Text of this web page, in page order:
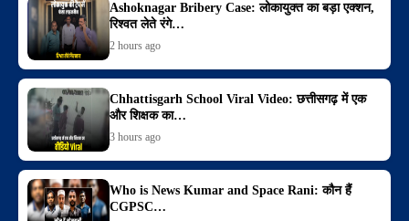
Ashoknagar Bribery Case: लोकायुक्त का बड़ा एक्शन,
रिश्वत लेते रंगे…
2 hours ago
Chhattisgarh School Viral Video: छत्तीसगढ़ में एक
और शिक्षक का…
3 hours ago
Who is News Kumar and Space Rani: कौन हैं
CGPSC…